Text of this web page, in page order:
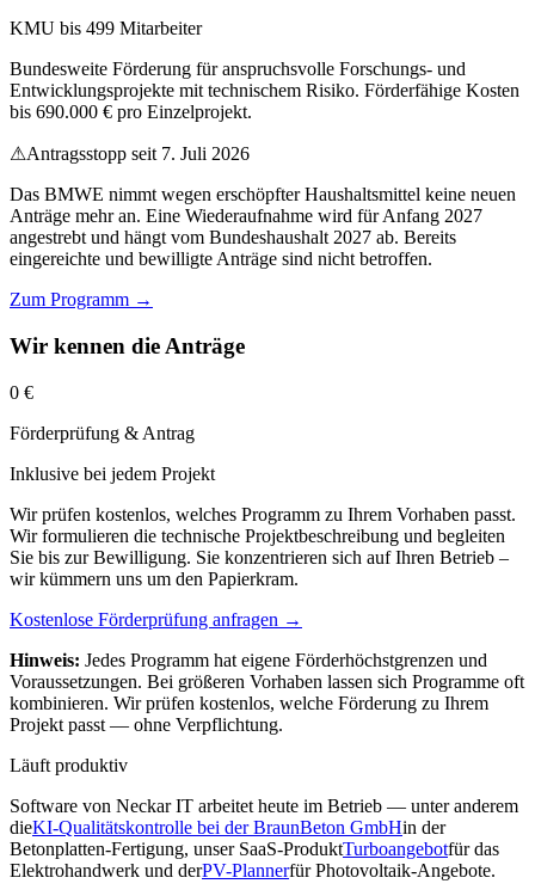
KMU bis 499 Mitarbeiter
Bundesweite Förderung für anspruchsvolle Forschungs- und
Entwicklungsprojekte mit technischem Risiko. Förderfähige Kosten
bis 690.000 € pro Einzelprojekt.
⚠Antragsstopp seit 7. Juli 2026
Das BMWE nimmt wegen erschöpfter Haushaltsmittel keine neuen
Anträge mehr an. Eine Wiederaufnahme wird für Anfang 2027
angestrebt und hängt vom Bundeshaushalt 2027 ab. Bereits
eingereichte und bewilligte Anträge sind nicht betroffen.
Zum Programm →
Wir kennen die Anträge
0 €
Förderprüfung & Antrag
Inklusive bei jedem Projekt
Wir prüfen kostenlos, welches Programm zu Ihrem Vorhaben passt.
Wir formulieren die technische Projektbeschreibung und begleiten
Sie bis zur Bewilligung. Sie konzentrieren sich auf Ihren Betrieb –
wir kümmern uns um den Papierkram.
Kostenlose Förderprüfung anfragen →
Hinweis: Jedes Programm hat eigene Förderhöchstgrenzen und
Voraussetzungen. Bei größeren Vorhaben lassen sich Programme oft
kombinieren. Wir prüfen kostenlos, welche Förderung zu Ihrem
Projekt passt — ohne Verpflichtung.
Läuft produktiv
Software von Neckar IT arbeitet heute im Betrieb — unter anderem
dieKI-Qualitätskontrolle bei der BraunBeton GmbHin der
Betonplatten-Fertigung, unser SaaS-ProduktTurboangebotfür das
Elektrohandwerk und derPV-Plannerfür Photovoltaik-Angebote.